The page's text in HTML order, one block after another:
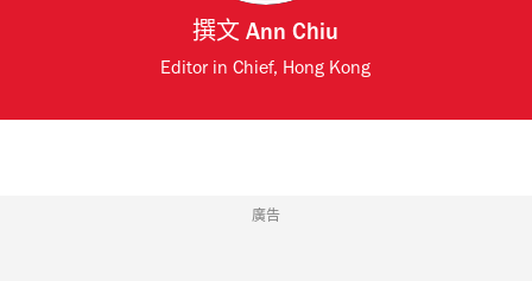
撰文Ann Chiu
Editor in Chief, Hong Kong
廣告